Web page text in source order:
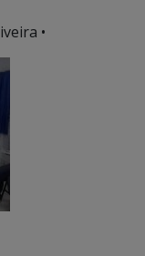
•